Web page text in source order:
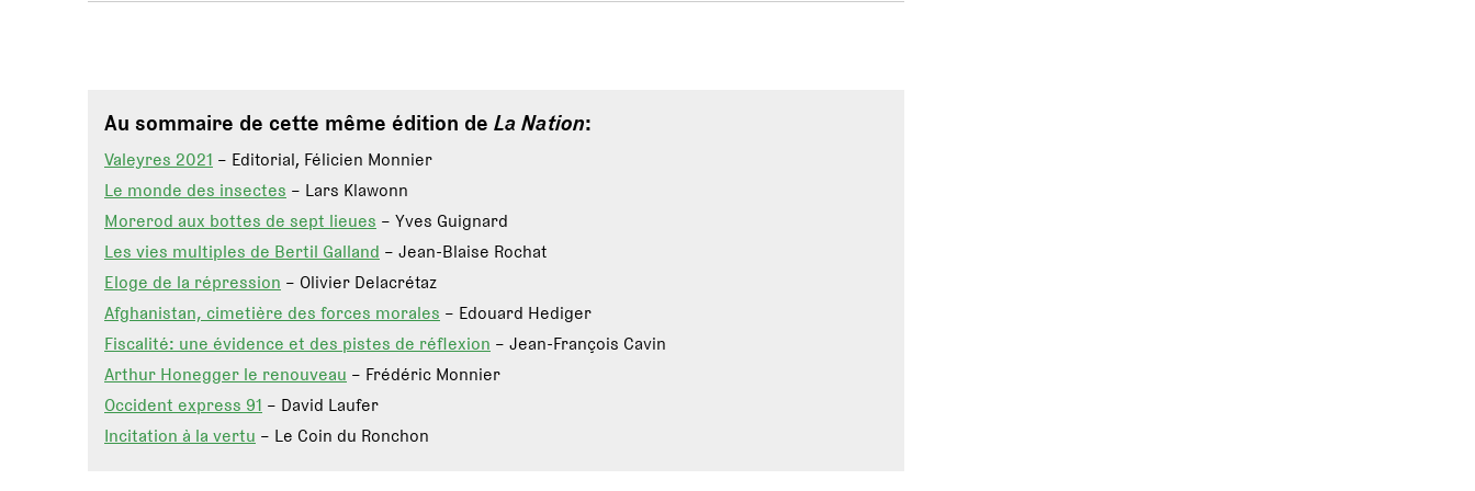
Au sommaire de cette même édition de La Nation:
Valeyres 2021 – Editorial, Félicien Monnier
Le monde des insectes – Lars Klawonn
Morerod aux bottes de sept lieues – Yves Guignard
Les vies multiples de Bertil Galland – Jean-Blaise Rochat
Eloge de la répression – Olivier Delacrétaz
Afghanistan, cimetière des forces morales – Edouard Hediger
Fiscalité: une évidence et des pistes de réflexion – Jean-François Cavin
Arthur Honegger le renouveau – Frédéric Monnier
Occident express 91 – David Laufer
Incitation à la vertu – Le Coin du Ronchon